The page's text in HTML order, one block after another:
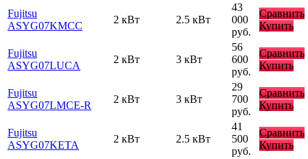
Fujitsu
ASYG07KMCC
2 кВт 2.5 кВт
43
000
руб.
Сравнить
Купить
Fujitsu
ASYG07LUCA
2 кВт 3 кВт
56
600
руб.
Сравнить
Купить
Fujitsu
ASYG07LMCE-R
2 кВт 3 кВт
29
700
руб.
Сравнить
Купить
Fujitsu
ASYG07KETA
2 кВт 2.5 кВт
41
500
руб.
Сравнить
Купить